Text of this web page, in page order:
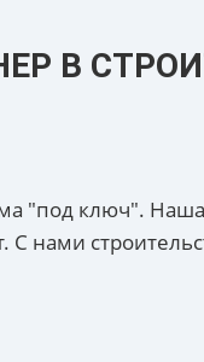
В
"под ключ".
нами